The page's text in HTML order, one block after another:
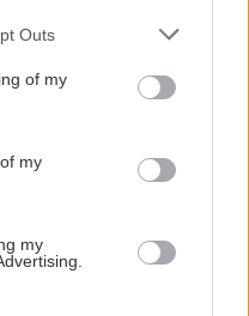
Outs
of my
my
my